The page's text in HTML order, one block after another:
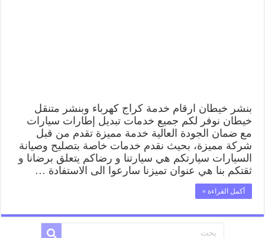
بنشر خيطان ارقام خدمة كراج كهرباء وبنشر متنقل
خيطان نوفر لكم جميع خدمات تبديل إطارات سيارات
مع ضمان الجودة العالية خدمة مميزة تقدم من قبل
شركة مميزة، بحيث نقدم خدمات خاصة بتصليح وصيانة
السيارات سيارتكم هي سيارتنا و رضاكم يتعلق برضانا و
ثقتكم بنا هي عنوان تميزنا سارعوا الى الاستفادة …
أكمل القراءة »